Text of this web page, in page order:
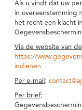
Als u vindt dat uw
in overeenstemming
het recht een klacht
Via de website van
https://
indienen
Per e-mail :
Per brief: